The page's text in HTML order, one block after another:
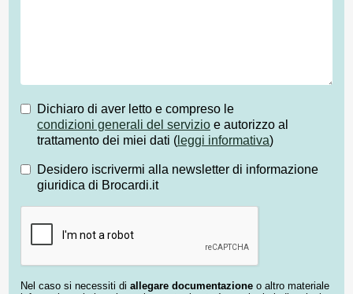
Dichiaro di aver letto e compreso le
condizioni generali del servizio e autorizzo al
trattamento dei miei dati ( leggi informativa)
Desidero iscrivermi alla newsletter di informazione
giuridica di Brocardi.it
Nel caso si necessiti di allegare documentazione o altro materiale